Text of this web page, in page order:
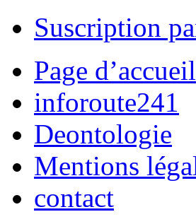
Suscription
Page d’accueil
inforoute241
Deontologie
Mentions
contact